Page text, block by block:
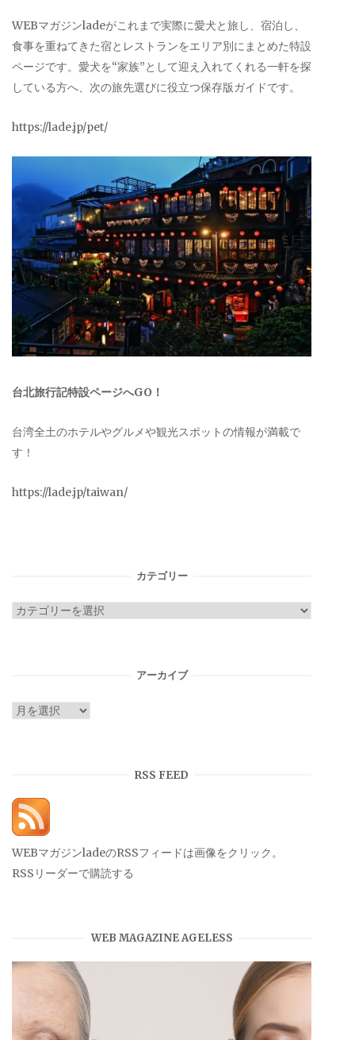
WEBマガジンladeがこれまで実際に愛犬と旅し、宿泊し、
食事を重ねてきた宿とレストランをエリア別にまとめた特設
ページです。愛犬を“家族”として迎え入れてくれる一軒を探
している方へ、次の旅先選びに役立つ保存版ガイドです。
https://lade.jp/pet/
台北旅行記特設ページへGO！
台湾全土のホテルやグルメや観光スポットの情報が満載で
す！
https://lade.jp/taiwan/
カテゴリー
カ
アーカイブ
ア
RSS FEED
WEBマガジンladeのRSSフィードは画像をクリック。
RSSリーダーで購読する
WEB MAGAZINE AGELESS